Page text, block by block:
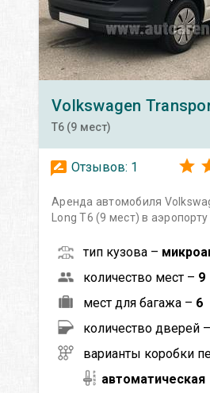
Volkswagen
T6 (9 мест)
Отзывов: 1
Аренда автомобиля
Long T6 (9 мест) в
тип кузова –
количество мест – 9
мест для багажа – 6
количество дверей –
варианты коробки
автоматическая